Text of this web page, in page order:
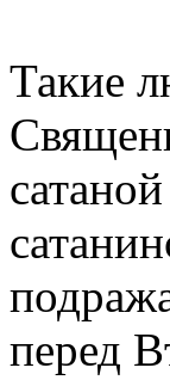
Такие
перед